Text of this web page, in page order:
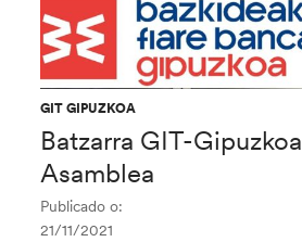
GIT GIPUZKOA
Batzarra GIT-Gipuzkoa
Asamblea
Publicado o:
21/11/2021